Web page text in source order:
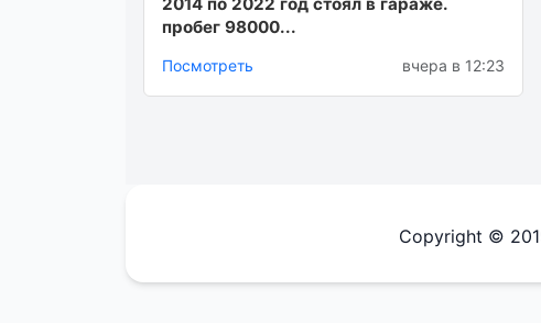
пробег 98000...
Посмотреть вчера в 12:23
Copyright ©